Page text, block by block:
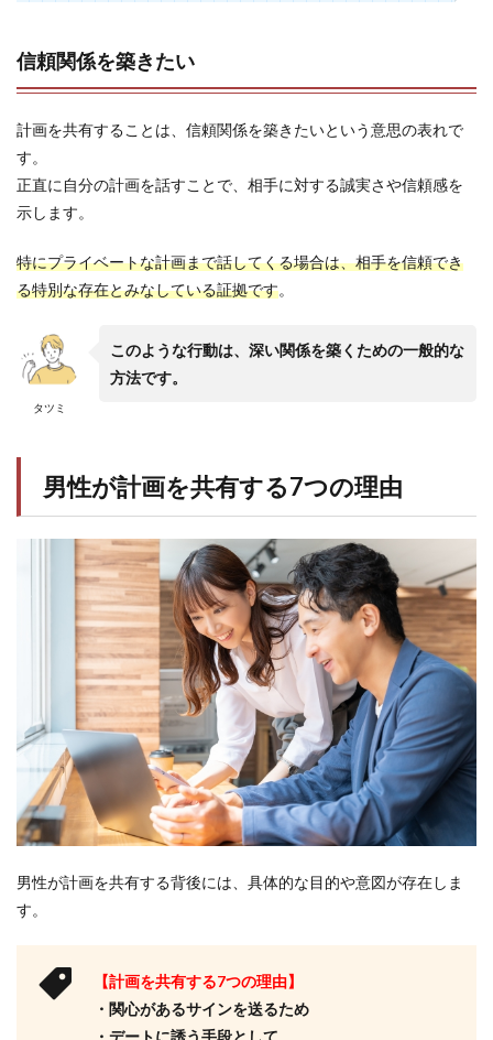
信頼関係を築きたい
計画を共有することは、信頼関係を築きたいという意思の表れで
す。
正直に自分の計画を話すことで、相手に対する誠実さや信頼感を
示します。
特にプライベートな計画まで話してくる場合は、相手を信頼でき
る特別な存在とみなしている証拠です。
タツミ
このような行動は、深い関係を築くための一般的な
方法です。
男性が計画を共有する7つの理由
男性が計画を共有する背後には、具体的な目的や意図が存在しま
す。
【計画を共有する7つの理由】
・関心があるサインを送るため
・デートに誘う手段として